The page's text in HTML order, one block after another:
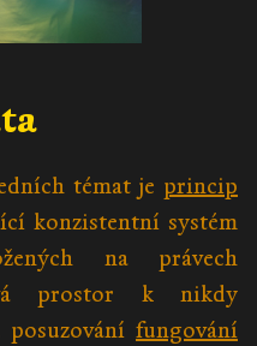
témat je princip
konzistentní systém
na právech
prostor k nikdy
fungování